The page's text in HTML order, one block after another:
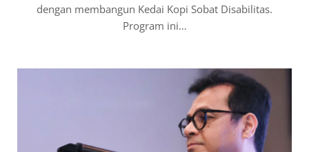
dengan membangun Kedai Kopi Sobat Disabilitas.
Program ini…